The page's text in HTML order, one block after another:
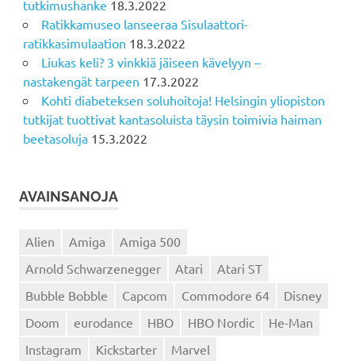
tutkimushanke 18.3.2022
Ratikkamuseo lanseeraa Sisulaattori-
ratikkasimulaation 18.3.2022
Liukas keli? 3 vinkkiä jäiseen kävelyyn –
nastakengät tarpeen 17.3.2022
Kohti diabeteksen soluhoitoja! Helsingin yliopiston
tutkijat tuottivat kantasoluista täysin toimivia haiman
beetasoluja 15.3.2022
AVAINSANOJA
Alien Amiga
Amiga 500
Arnold Schwarzenegger
Atari
Atari ST
Bubble Bobble
Capcom Commodore 64
Disney
Doom
eurodance HBO HBO Nordic
He-Man
Instagram
Kickstarter Marvel